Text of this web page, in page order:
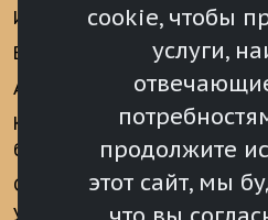
cookie, чтобы
услуги,
продолжите
этот сайт, мы
Интервью
Видеоматериалы
Аккредитация
Конкурс «Хрустальный
барс»
Сведения о СМИ
учрежденных ВС РХ